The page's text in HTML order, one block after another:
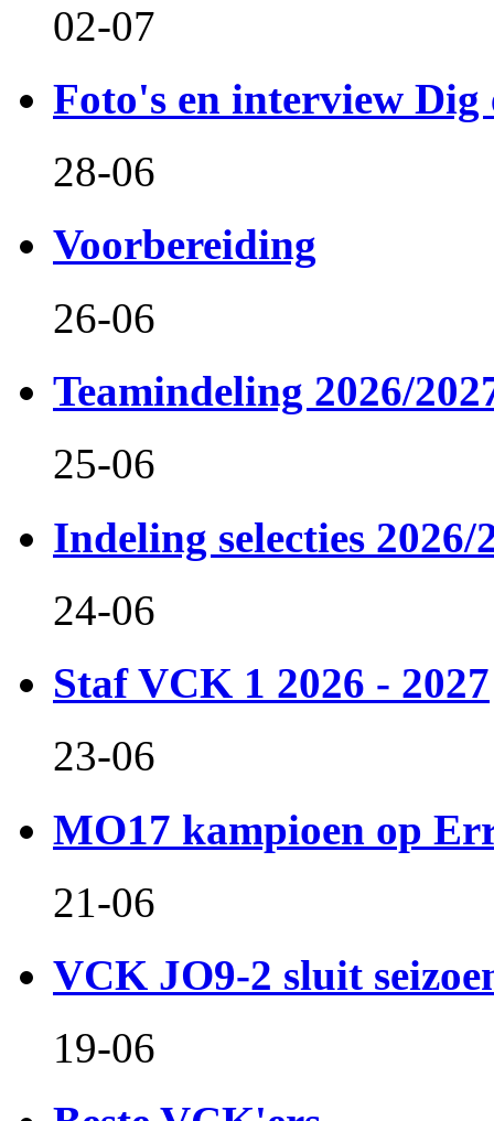
02-07
Foto's en interview Dig
28-06
Voorbereiding
26-06
Teamindeling 2026/
25-06
Indeling selecties 2026/
24-06
Staf VCK 1 2026 - 2027
23-06
MO17 kampioen op
21-06
VCK JO9-2 sluit
19-06